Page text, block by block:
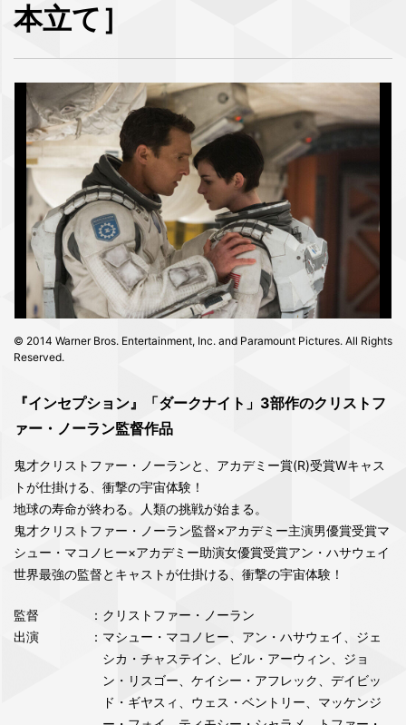
本立て］
© 2014 Warner Bros. Entertainment, Inc. and Paramount Pictures. All Rights
Reserved.
『インセプション』「ダークナイト」3部作のクリストフ
ァー・ノーラン監督作品
鬼才クリストファー・ノーランと、アカデミー賞(R)受賞Wキャス
トが仕掛ける、衝撃の宇宙体験！
地球の寿命が終わる。人類の挑戦が始まる。
鬼才クリストファー・ノーラン監督×アカデミー主演男優賞受賞マ
シュー・マコノヒー×アカデミー助演女優賞受賞アン・ハサウェイ
世界最強の監督とキャストが仕掛ける、衝撃の宇宙体験！
監督
：クリストファー・ノーラン
出演
：マシュー・マコノヒー、アン・ハサウェイ、ジェ
シカ・チャステイン、ビル・アーウィン、ジョ
ン・リスゴー、ケイシー・アフレック、デイビッ
ド・ギヤスィ、ウェス・ベントリー、マッケンジ